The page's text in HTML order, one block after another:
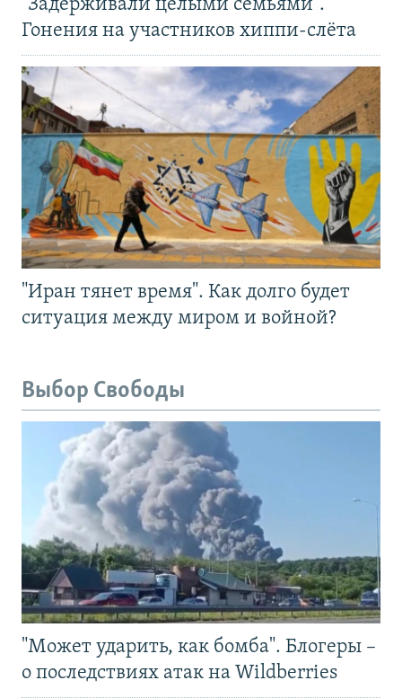
"Задерживали целыми семьями".
Гонения на участников хиппи-слёта
"Иран тянет время". Как долго будет
ситуация между миром и войной?
Выбор Свободы
"Может ударить, как бомба". Блогеры –
о последствиях атак на Wildberries